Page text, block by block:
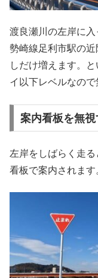
渡良瀬川の左岸に
勢崎線足利市駅の
しだけ増えます。
イ以下レベルなので
案内看板を無視
左岸をしばらく走
看板で案内されます